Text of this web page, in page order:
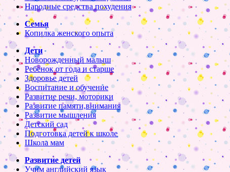
Народные средства похудения
Семья
Копилка женского опыта
Дети
Новорожденный малыш
Ребенок от года и старше
Здоровье детей
Воспитание и обучение
Развитие речи, моторики
Развитие памяти,внимания
Развитие мышления
Детский сад
Подготовка детей к школе
Школа мам
Развитие детей
Учим английский язык